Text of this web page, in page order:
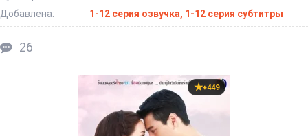
Добавлена:
1-12 серия озвучка, 1-12 серия субтитры
26
+449